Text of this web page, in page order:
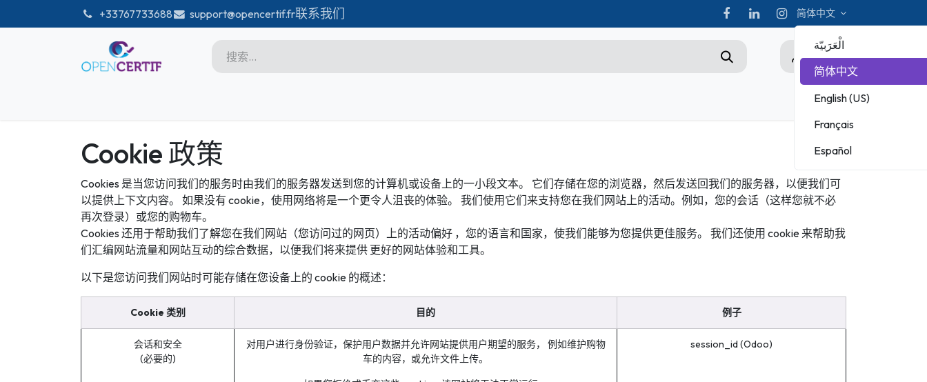
+33767733688 support@opencertif.fr联系我们 简体中文
الْعَرَبيّة
简体中文
English (US)
Français
Español
Microsoft
Unity
Adobe
PMI
linux
GitHub
DataBricks-certif
Terraform
DevOps
Microsoft Excel Expert
Création d'entreprise
Création de Site
Webmarketing & Réseaux
Intelligence Artificielle
Cookie 政策
Cookies 是当您访问我们的服务时由我们的服务器发送到您的计算机或设备上的一小段文本。 它们存储在您的浏览器，然后发送回我们的服务器，以便我们可
以提供上下文内容。 如果没有 cookie，使用网络将是一个更令人沮丧的体验。 我们使用它们来支持您在我们网站上的活动。例如，您的会话（这样您就不必
再次登录）或您的购物车。
Cookies 还用于帮助我们了解您在我们网站（您访问过的网页）上的活动偏好 ，您的语言和国家，使我们能够为您提供更佳服务。 我们还使用 cookie 来帮助我
们汇编网站流量和网站互动的综合数据，以便我们将来提供 更好的网站体验和工具。
以下是您访问我们网站时可能存储在您设备上的 cookie 的概述：
Cookie 类别 目的 例子
会话和安全
(必要的)
对用户进行身份验证，保护用户数据并允许网站提供用户期望的服务， 例如维护购物
车的内容，或允许文件上传。
session_id (Odoo)